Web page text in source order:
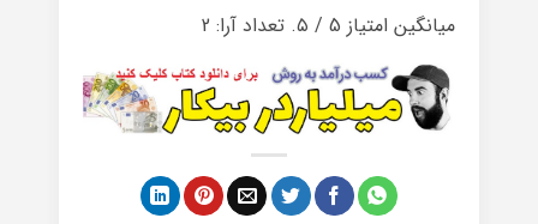
میانگین امتیاز 5/ ۵. تعداد آرا: 2